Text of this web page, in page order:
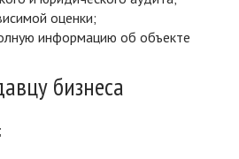
оценки;
информацию об объекте
бизнеса